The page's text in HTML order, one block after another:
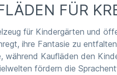
FÜR
für Kindergärten und
ihre Fantasie zu
während Kaufläden den
fördern die